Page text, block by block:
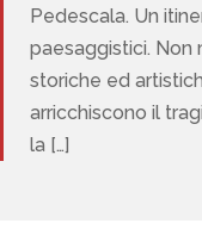
Pedescala. Un
paesaggistici.
storiche ed
arricchiscono il
la […]